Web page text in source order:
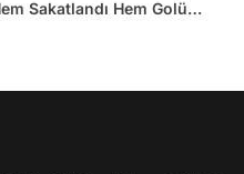
Sakatlandı Hem Golü